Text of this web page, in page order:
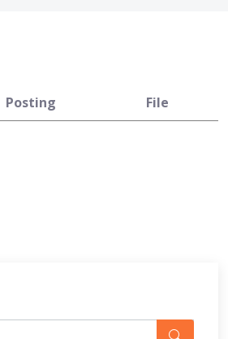
Posting File